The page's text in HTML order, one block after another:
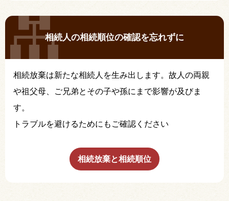
相続人の相続順位の確認を忘れずに
相続放棄は新たな相続人を生み出します。故人の両親
や祖父母、ご兄弟とその子や孫にまで影響が及びま
す。
トラブルを避けるためにもご確認ください
相続放棄と相続順位